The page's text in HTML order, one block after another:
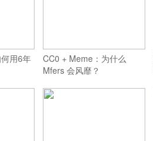
用6年
CC0 + Meme：为什么
Mfers 会风靡？